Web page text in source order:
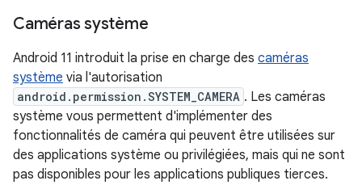
Caméras système
Android 11 introduit la prise en charge des caméras
système via l'autorisation
android.permission.SYSTEM_CAMERA . Les caméras
système vous permettent d'implémenter des
fonctionnalités de caméra qui peuvent être utilisées sur
des applications système ou privilégiées, mais qui ne sont
pas disponibles pour les applications publiques tierces.